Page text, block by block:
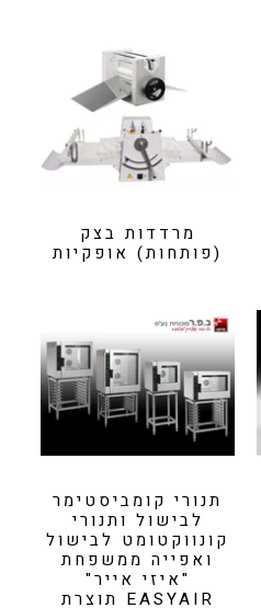
מרדדות בצק
(פותחות) אופקיות
תנורי קומביסטימר
לבישול ותנורי
קונווקטומט לבישול
ואפייה ממשפחת
"איזי אייר"
EASYAIR תוצרת